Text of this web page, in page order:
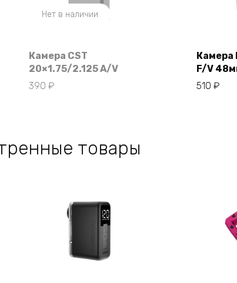
Нет в наличии
Камера CST
20×1.75/2.125 A/V
390 ₽
Камера
F/V
510 ₽
товары